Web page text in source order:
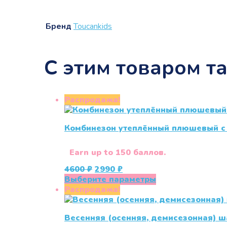
Бренд Touсankids
С этим товаром
Распродажа!
Комбинезон утеплённый плюшевый
Earn up to 150 баллов.
4600₽ Первоначальная
цена
составляла
4600 ₽.
2990₽Текущая
цена:
Выберите параметры
имеет
вариаций.
Распродажа!
Весенняя (осенняя, демисезонная)